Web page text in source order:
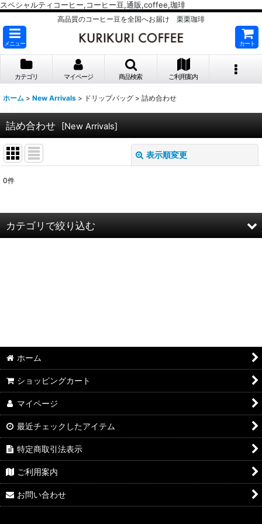
スペシャルティコーヒー,コーヒー豆,通販,coffee,珈琲
高品質のコーヒー豆を全国へお届け 栗栗珈琲
メニュー カート
カテゴリ マイページ 商品検索 ご利用案内
ホーム > New Arrivals > ドリップバッグ > 詰め合わせ
詰め合わせ [New Arrivals]
表示順変更
並び順 :
0件
カテゴリで絞り込む
詰め合わせ
ホーム
ショッピングカート
マイページ
最近チェックしたアイテム
特定商取引法表示
ご利用案内
お問い合わせ